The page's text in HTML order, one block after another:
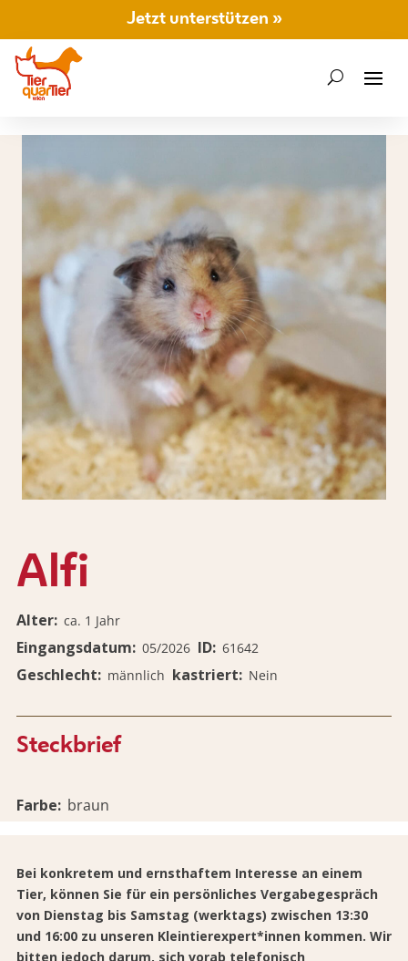
Jetzt unterstützen »
Alfi
Alter ca. 1 Jahr
Eingangsdatum 05/2026 ID 61642
Geschlecht männlich kastriert Nein
Steckbrief
Farbe braun
Bei konkretem und ernsthaftem Interesse an einem
Tier, können Sie für ein persönliches Vergabegespräch
von Dienstag bis Samstag (werktags) zwischen 13:30
und 16:00 zu unseren Kleintierexpert*innen kommen. Wir
bitten jedoch darum, sich vorab telefonisch